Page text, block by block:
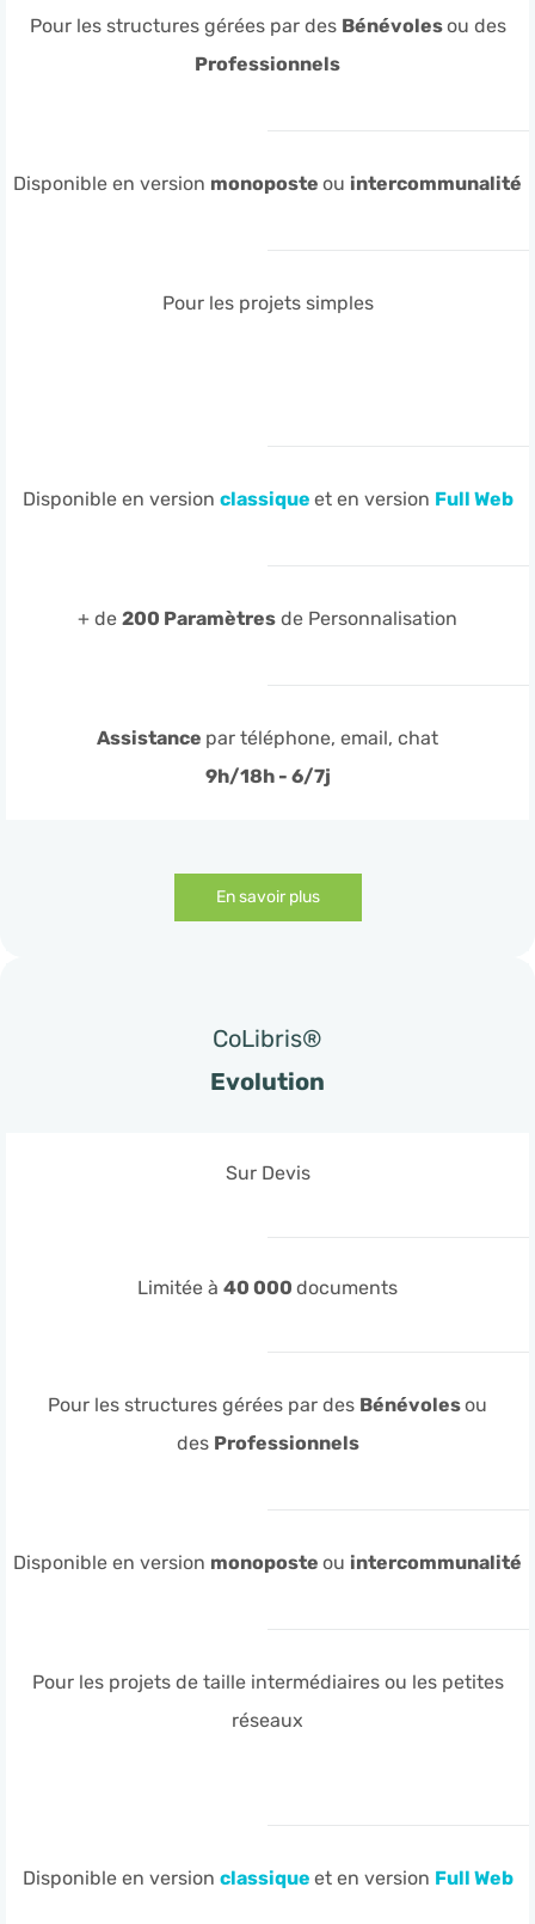
Pour les structures gérées par des Bénévolesou des
Professionnels
Disponible en version monoposte ou intercommunalité
Pour les projets simples
Disponible en version classique et en version Full Web
+ de 200 Paramètres de Personnalisation
Assistance par téléphone, email, chat
9h/18h - 6/7j
En savoir plus
CoLibris®
Evolution
Sur Devis
Limitée à 40 000 documents
Pour les structures gérées par des Bénévolesou
des Professionnels
Disponible en version monoposte ou intercommunalité
Pour les projets de taille intermédiaires ou les petites
réseaux
Disponible en version classique et en version Full Web